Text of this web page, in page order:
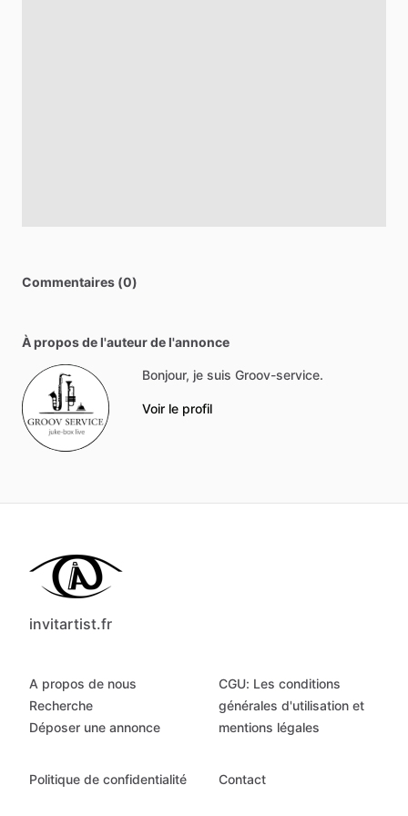
Commentaires (0)
À propos de l'auteur de l'annonce
Bonjour, je suis Groov-service.
Voir le profil
invitartist.fr
A propos de nous
Recherche
Déposer une annonce
CGU: Les conditions
générales d'utilisation et
mentions légales
Politique de confidentialité Contact